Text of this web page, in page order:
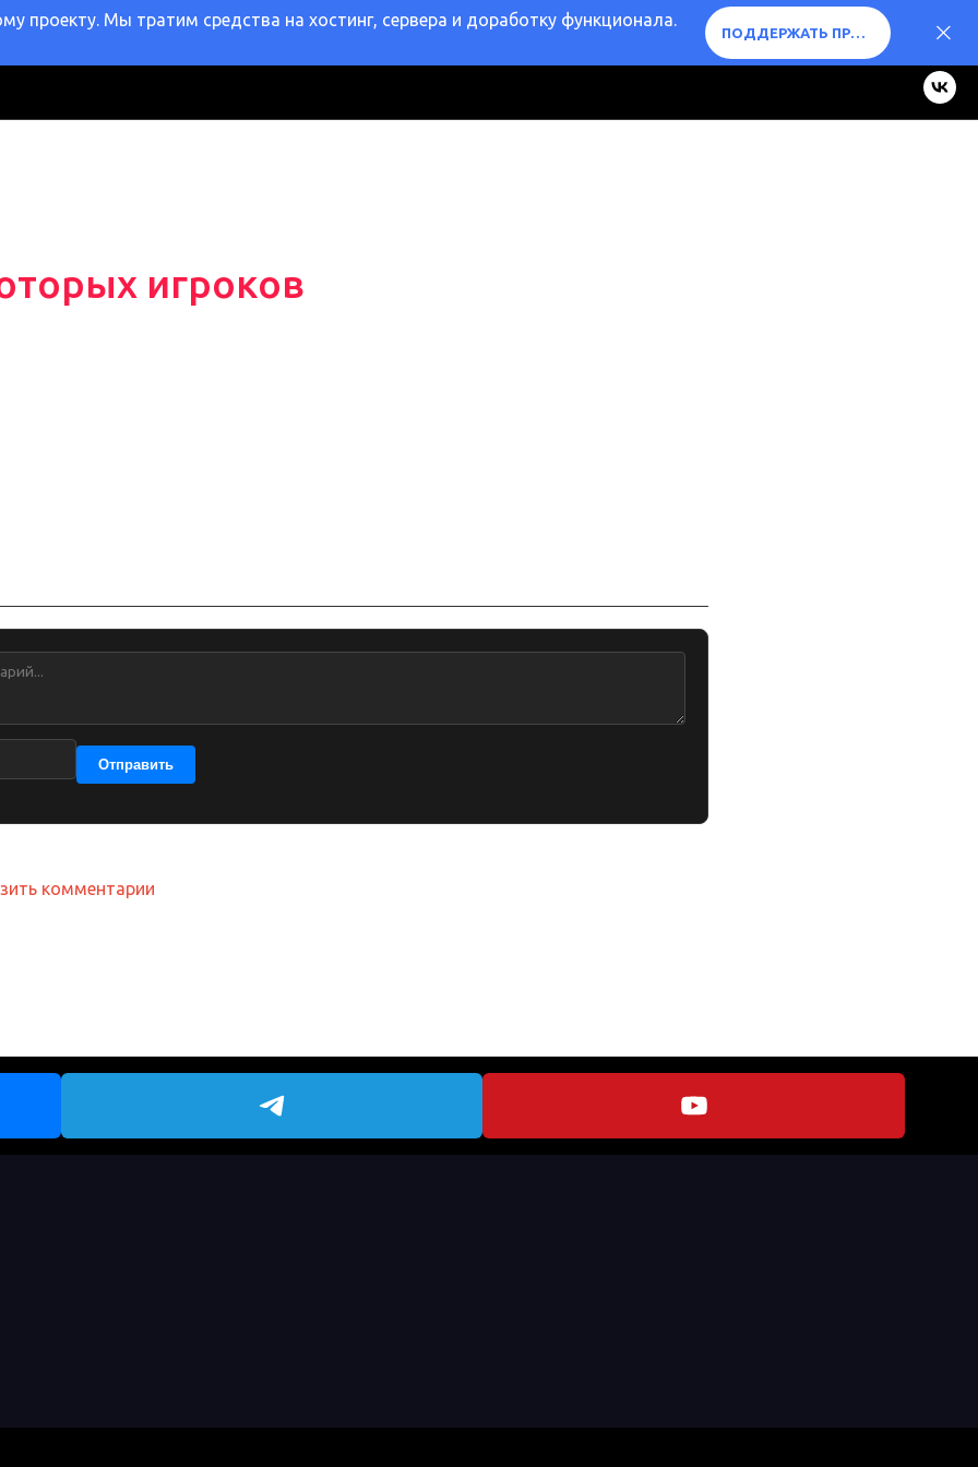
проекту. Мы тратим средства на хостинг, сервера и доработку функционала.
ПОДДЕРЖАТЬ ПРОЕКТ ❤️
игроков
Отправить
комментарии